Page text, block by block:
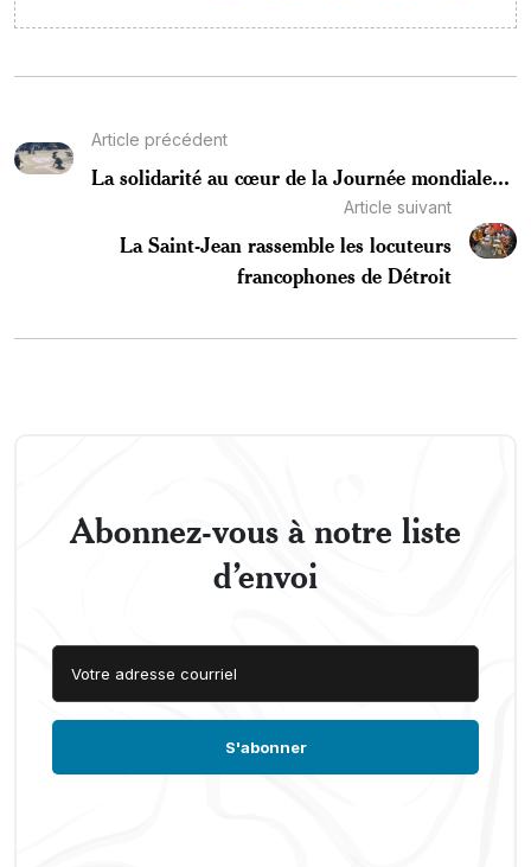
Article précédent
La solidarité au cœur de la Journée mondiale...
Article suivant
La Saint-Jean rassemble les locuteurs
francophones de Détroit
Abonnez-vous à notre liste
d’envoi